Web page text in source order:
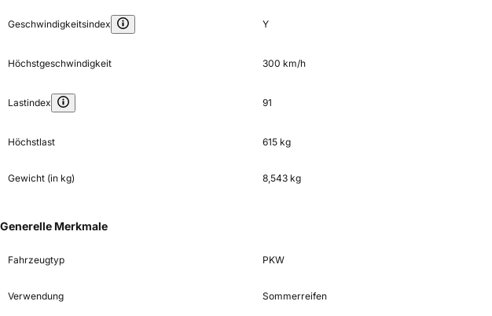
Geschwindigkeitsindex Y
Höchstgeschwindigkeit 300 km/h
Lastindex 91
Höchstlast 615 kg
Gewicht (in kg) 8,543 kg
Generelle Merkmale
Fahrzeugtyp PKW
Verwendung Sommerreifen